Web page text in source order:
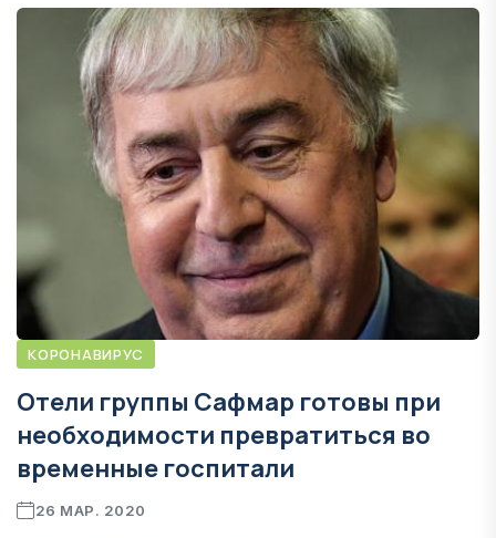
КОРОНАВИРУС
Отели группы Сафмар готовы при
необходимости превратиться во
временные госпитали
26 МАР. 2020